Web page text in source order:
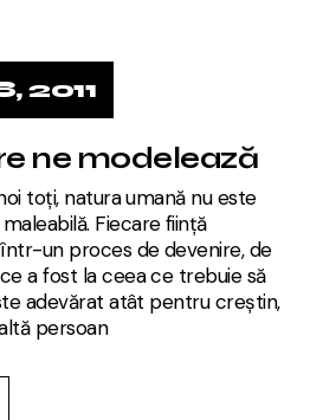
2011
ne modelează
toți, natura umană nu este
Fiecare ființă
un proces de devenire, de
a fost la ceea ce trebuie să
adevărat atât pentru creștin,
persoan